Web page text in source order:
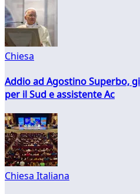
Chiesa
Addio ad Agostino Superbo,
per il Sud e assistente Ac
Chiesa Italiana